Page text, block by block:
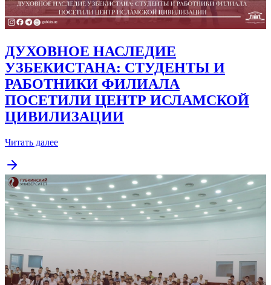
ДУХОВНОЕ НАСЛЕДИЕ
УЗБЕКИСТАНА: СТУДЕНТЫ И
РАБОТНИКИ ФИЛИАЛА
ПОСЕТИЛИ ЦЕНТР ИСЛАМСКОЙ
ЦИВИЛИЗАЦИИ
Читать далее